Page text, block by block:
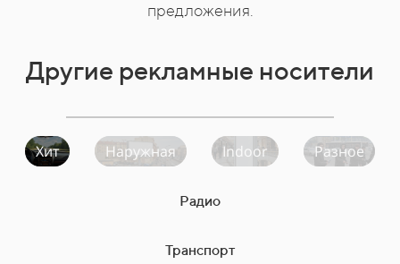
предложения.
Другие рекламные носители
Хит Наружная Indoor Разное
Радио
Транспорт